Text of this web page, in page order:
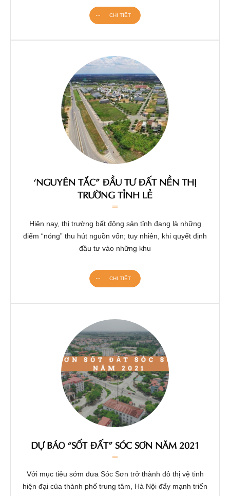
CHI TIẾT
‘NGUYÊN TẮC” ĐẦU TƯ ĐẤT NỀN THỊ
TRƯỜNG TỈNH LẺ
Hiện nay, thị trường bất động sản tỉnh đang là những
điểm “nóng” thu hút nguồn vốn; tuy nhiên, khi quyết định
đầu tư vào những khu
CHI TIẾT
DỰ BÁO “SỐT ĐẤT” SÓC SƠN NĂM 2021
Với mục tiêu sớm đưa Sóc Sơn trở thành đô thị vệ tinh
hiện đại của thành phố trung tâm, Hà Nội đẩy mạnh triển